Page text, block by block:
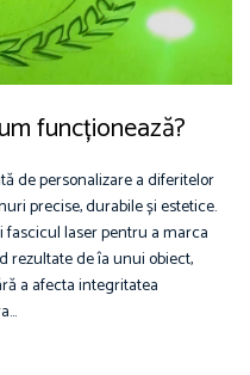
funcționează?
de personalizare a diferitelor
precise, durabile și estetice.
laser pentru a marca
rezultate de îa unui obiect,
a afecta integritatea